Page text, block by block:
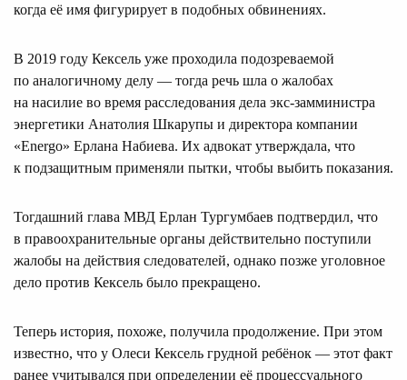
когда её имя фигурирует в подобных обвинениях.
В 2019 году Кексель уже проходила подозреваемой
по аналогичному делу — тогда речь шла о жалобах
на насилие во время расследования дела экс-замминистра
энергетики Анатолия Шкарупы и директора компании
«Energo» Ерлана Набиева. Их адвокат утверждала, что
к подзащитным применяли пытки, чтобы выбить показания.
Тогдашний глава МВД Ерлан Тургумбаев подтвердил, что
в правоохранительные органы действительно поступили
жалобы на действия следователей, однако позже уголовное
дело против Кексель было прекращено.
Теперь история, похоже, получила продолжение. При этом
известно, что у Олеси Кексель грудной ребёнок — этот факт
ранее учитывался при определении её процессуального